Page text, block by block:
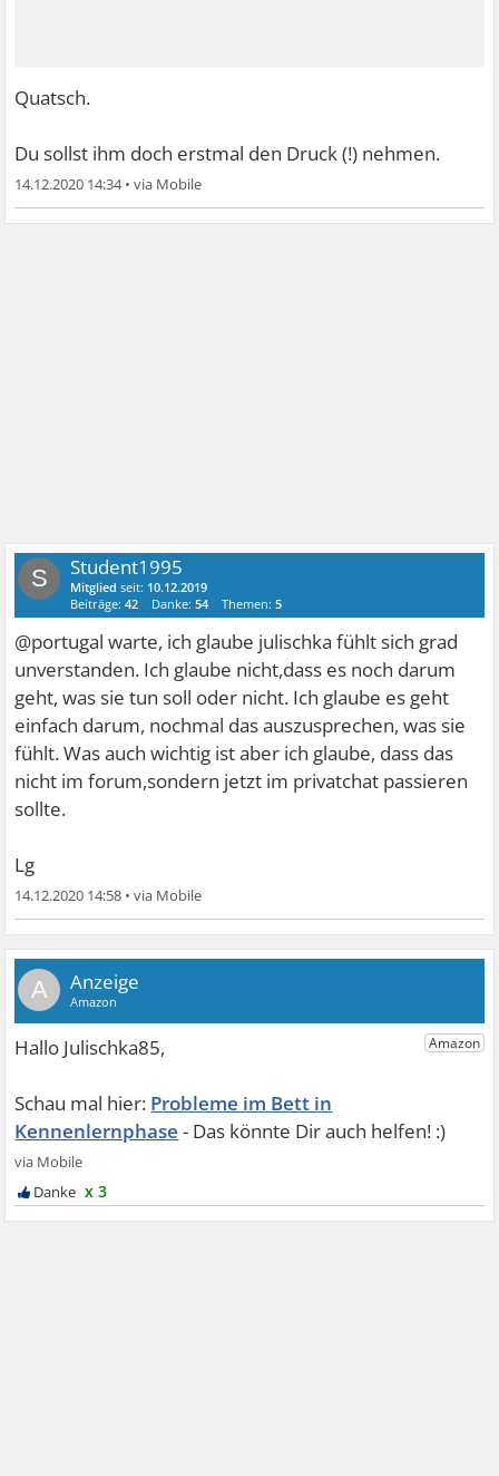
Quatsch.
Du sollst ihm doch erstmal den Druck (!) nehmen.
14.12.2020 14:34•
S Student1995
Mitglied seit: 10.12.2019
Beiträge:42 Danke:54 Themen:5
@portugal warte, ich glaube julischka fühlt sich grad
unverstanden. Ich glaube nicht,dass es noch darum
geht, was sie tun soll oder nicht. Ich glaube es geht
einfach darum, nochmal das auszusprechen, was sie
fühlt. Was auch wichtig ist aber ich glaube, dass das
nicht im forum,sondern jetzt im privatchat passieren
sollte.
Lg
14.12.2020 14:58 •
A
Probleme im Bett in
Kennenlernphase
x 3